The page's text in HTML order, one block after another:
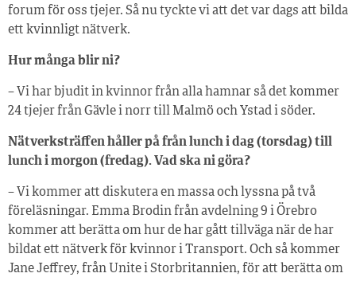
forum för oss tjejer. Så nu tyckte vi att det var dags att bilda
ett kvinnligt nätverk.
Hur många blir ni?
– Vi har bjudit in kvinnor från alla hamnar så det kommer
24 tjejer från Gävle i norr till Malmö och Ystad i söder.
Nätverksträffen håller på från lunch i dag (torsdag) till
lunch i morgon (fredag). Vad ska ni göra?
– Vi kommer att diskutera en massa och lyssna på två
föreläsningar. Emma Brodin från avdelning 9 i Örebro
kommer att berätta om hur de har gått tillväga när de har
bildat ett nätverk för kvinnor i Transport. Och så kommer
Jane Jeffrey, från Unite i Storbritannien, för att berätta om